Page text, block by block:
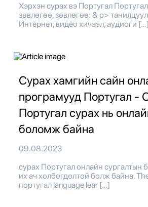
Хэрхэн сурах вэ Португал
зөвлөгөө, зөвлөгөө: & p>
Интернет, видео хичээл, аудиоги […]
Сурах хамгийн сайн
програмууд Португал -
Португал сурах нь
боломж байна
09.08.2023
сурах Португал онлайн сургалтын
их ач холбогдолтой болж байна.
португал language lear […]